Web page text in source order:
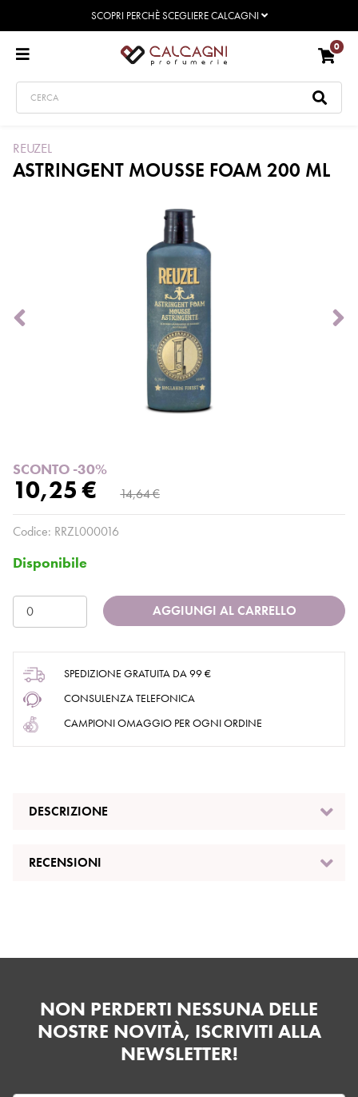
SCOPRI PERCHÈ SCEGLIERE CALCAGNI
0
REUZEL
ASTRINGENT MOUSSE FOAM 200 ML
SCONTO -30%
10,25 € 14,64 €
Codice: RRZL000016
Disponibile
AGGIUNGI AL CARRELLO
SPEDIZIONE GRATUITA DA 99 €
CONSULENZA TELEFONICA
CAMPIONI OMAGGIO PER OGNI ORDINE
DESCRIZIONE
RECENSIONI
NON PERDERTI NESSUNA DELLE
NOSTRE NOVITÀ, ISCRIVITI ALLA
NEWSLETTER!